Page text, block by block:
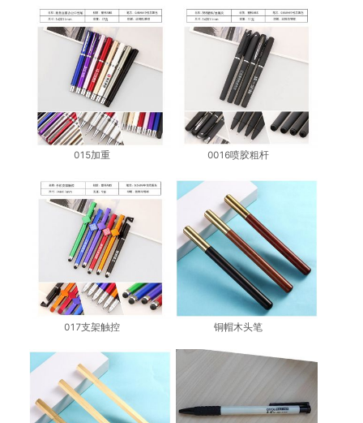
015加重 0016喷胶粗杆
017支架触控 铜帽木头笔